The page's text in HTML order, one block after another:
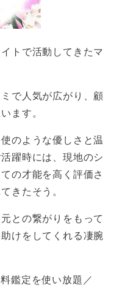
トで活動してきたマ
で人気が広がり、顧
ます。
のような優しさと温
躍時には、現地のシ
の才能を高く評価さ
きたそう。
との繋がりをもって
けをしてくれる凄腕
鑑定を使い放題／